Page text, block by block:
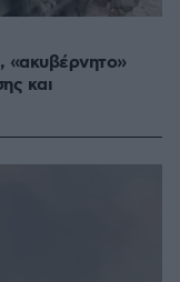
«ακυβέρνητο»
και